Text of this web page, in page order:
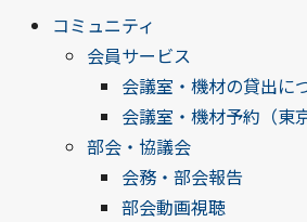
コミュニティ
会員サービス
会議室・機材の貸出に
会議室・機材予約（東
部会・協議会
会務・部会報告
部会動画視聴